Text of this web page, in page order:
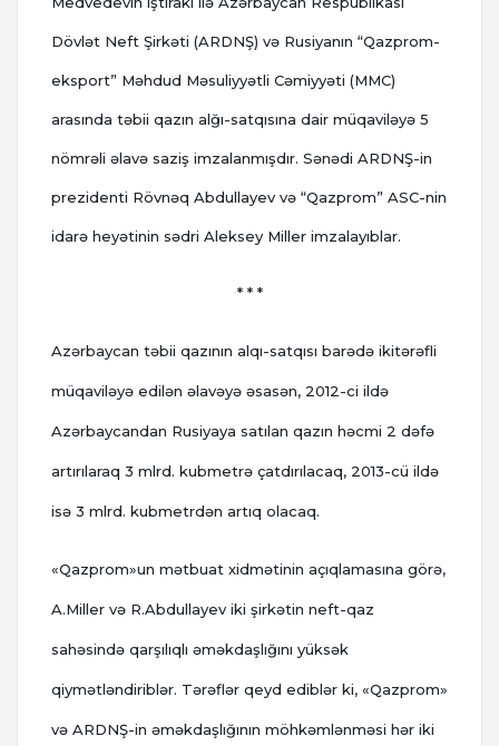
Dövlət Neft Şirkəti (ARDNŞ) və Rusiyanın “Qazprom-
eksport” Məhdud Məsuliyyətli Cəmiyyəti (MMC)
arasında təbii qazın alğı-satqısına dair müqaviləyə 5
nömrəli əlavə saziş imzalanmışdır. Sənədi ARDNŞ-in
prezidenti Rövnəq Abdullayev və “Qazprom” ASC-nin
idarə heyətinin sədri Aleksey Miller imzalayıblar.
* * *
Azərbaycan təbii qazının alqı-satqısı barədə ikitərəfli
müqaviləyə edilən əlavəyə əsasən, 2012-ci ildə
Azərbaycandan Rusiyaya satılan qazın həcmi 2 dəfə
artırılaraq 3 mlrd. kubmetrə çatdırılacaq, 2013-cü ildə
isə 3 mlrd. kubmetrdən artıq olacaq.
«Qazprom»un mətbuat xidmətinin açıqlamasına görə,
A.Miller və R.Abdullayev iki şirkətin neft-qaz
sahəsində qarşılıqlı əməkdaşlığını yüksək
qiymətləndiriblər. Tərəflər qeyd ediblər ki, «Qazprom»
və ARDNŞ-in əməkdaşlığının möhkəmlənməsi hər iki